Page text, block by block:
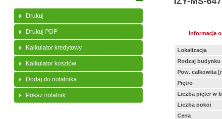
Drukuj
Drukuj PDF
Kalkulator kredytowy
Kalkulator kosztów
Dodaj do notatnika
Pokaż notatnik
Informacje
Lokalizacja
Rodzaj budynku
Pow. całkowita
Piętro
Liczba pięter w
Liczba pokoi
Cena